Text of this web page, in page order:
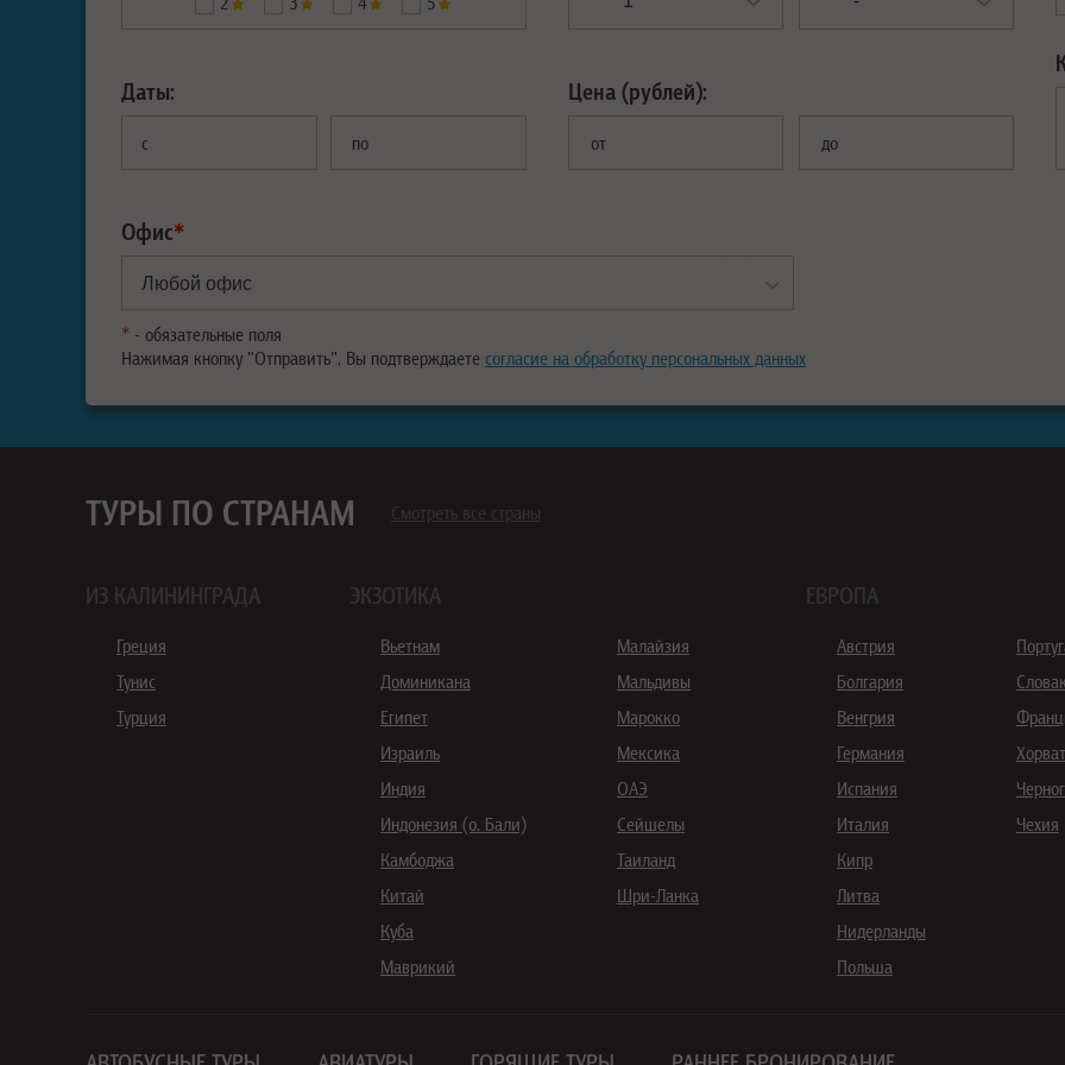
Даты:
с по
Цена (рублей):
от до
Офис*
* - обязательные поля
Нажимая кнопку "Отправить", Вы подтверждаете согласие на обработку персональных данных
ТУРЫ ПО СТРАНАМ Смотреть все страны
ИЗ КАЛИНИНГРАДА
Греция
Тунис
Турция
ЭКЗОТИКА
Вьетнам
Доминикана
Египет
Израиль
Индия
Индонезия (о. Бали)
Камбоджа
Китай
Куба
Маврикий
Малайзия
Мальдивы
Марокко
Мексика
ОАЭ
Сейшелы
Таиланд
Шри-Ланка
ЕВРОПА
Австрия
Болгария
Венгрия
Германия
Испания
Италия
Кипр
Литва
Нидерланды
Польша
Чехия